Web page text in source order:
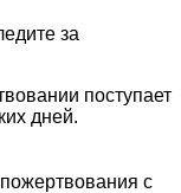
за
поступает
дней.
с